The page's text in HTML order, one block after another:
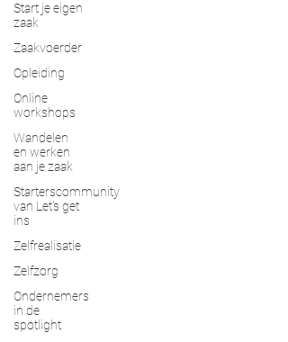
Start je eigen
zaak
Zaakvoerder
Opleiding
Online
workshops
Wandelen
en werken
aan je zaak
Starterscommunity
van Let's get
ins
Zelfrealisatie
Zelfzorg
Ondernemers
in de
spotlight